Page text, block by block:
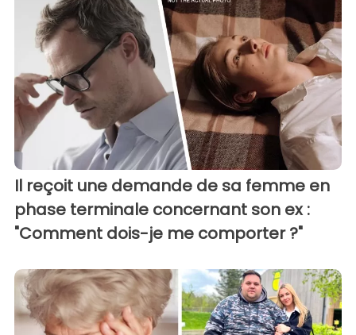
Il reçoit une demande de sa femme en
phase terminale concernant son ex :
"Comment dois-je me comporter ?"